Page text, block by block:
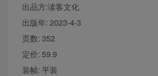
出品方:读客文化
出版年: 2023-4-3
页数: 352
定价: 59.9
装帧: 平装